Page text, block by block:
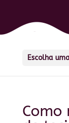
Escolha
Como